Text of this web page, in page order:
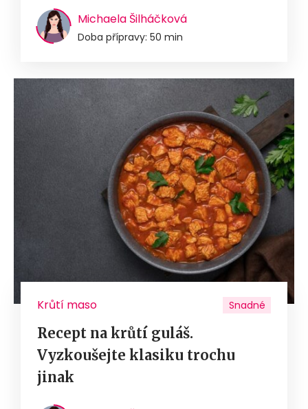
Michaela Šilháčková
Doba přípravy: 50 min
Krůtí maso Snadné
Recept na krůtí guláš.
Vyzkoušejte klasiku trochu
jinak